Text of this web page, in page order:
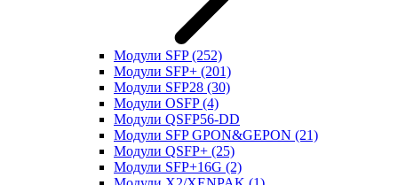
Модули SFP(252)
Модули SFP+ (201)
Модули SFP28 (30)
Модули OSFP(4)
Модули QSFP56-DD
Модули SFP GPON&GEPON (21)
Модули QSFP+ (25)
Модули SFP+16G (2)